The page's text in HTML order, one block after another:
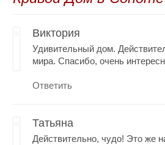
Виктория
Удивительный дом.
мира. Спасибо, очень
Ответить
Татьяна
Действительно, чудо! Это же